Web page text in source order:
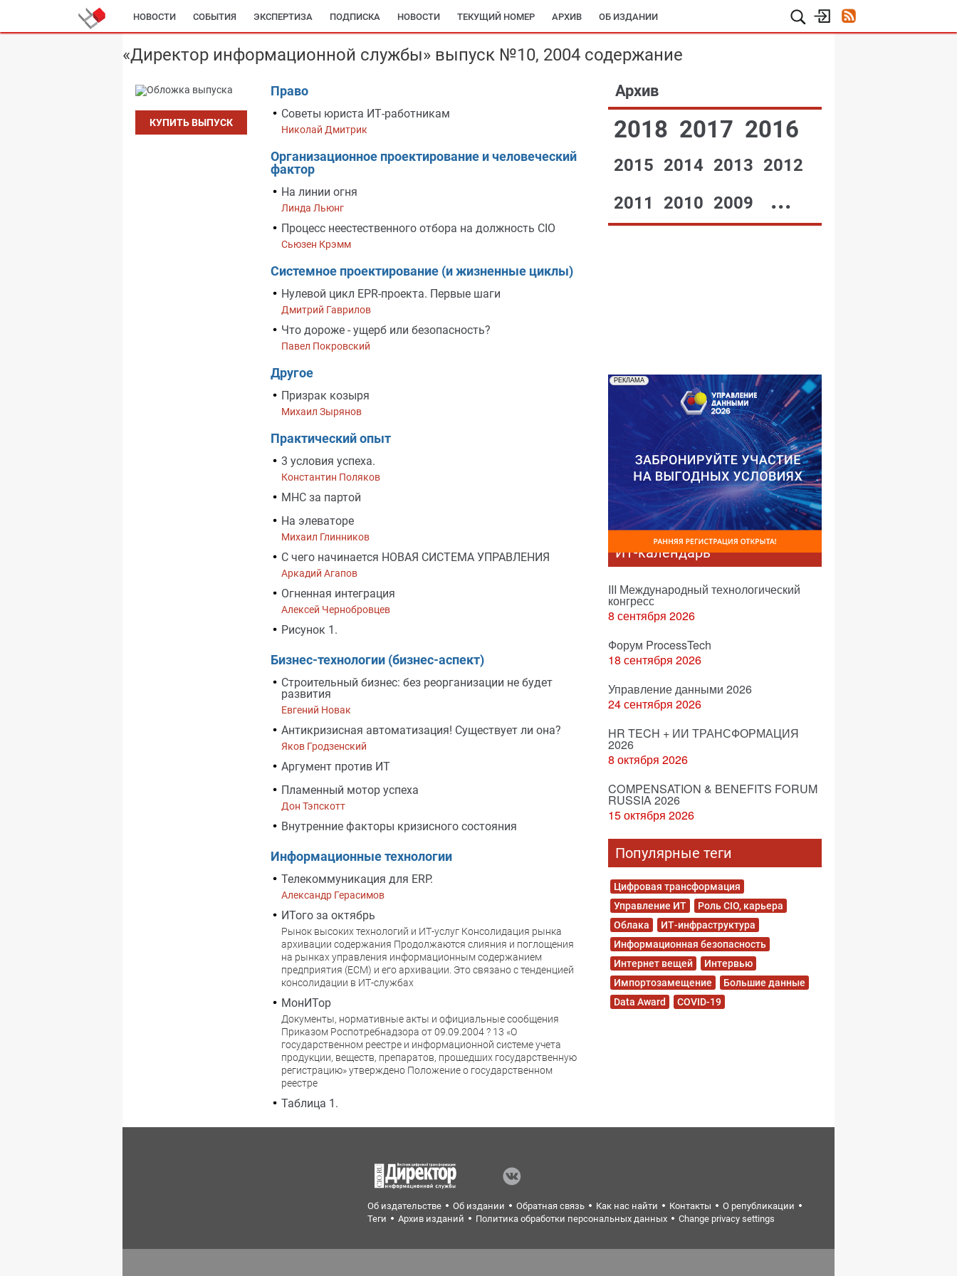
НОВОСТИ СОБЫТИЯ ЭКСПЕРТИЗА ПОДПИСКА НОВОСТИ ТЕКУЩИЙ НОМЕР АРХИВ ОБ ИЗДАНИИ
«Директор информационной службы» выпуск №10, 2004 содержание
КУПИТЬ ВЫПУСК
Право
Советы юриста ИТ-работникам
Николай Дмитрик
Организационное проектирование и человеческий
фактор
На линии огня
Линда Льюнг
Процесс неестественного отбора на должность CIO
Сьюзен Крэмм
Системное проектирование (и жизненные циклы)
Нулевой цикл EPR-проекта. Первые шаги
Дмитрий Гаврилов
Что дороже - ущерб или безопасность?
Павел Покровский
Другое
Призрак козыря
Михаил Зырянов
Практический опыт
3 условия успеха.
Константин Поляков
МНС за партой
На элеваторе
Михаил Глинников
С чего начинается НОВАЯ СИСТЕМА УПРАВЛЕНИЯ
Аркадий Агапов
Огненная интеграция
Алексей Чернобровцев
Рисунок 1.
Бизнес-технологии (бизнес-аспект)
Строительный бизнес: без реорганизации не будет
развития
Евгений Новак
Антикризисная автоматизация! Существует ли она?
Яков Гродзенский
Аргумент против ИТ
Пламенный мотор успеха
Дон Тэпскотт
Внутренние факторы кризисного состояния
Информационные технологии
Телекоммуникация для ERP.
Александр Герасимов
ИТого за октябрь
Рынок высоких технологий и ИТ-услуг Консолидация рынка
архивации содержания Продолжаются слияния и поглощения
на рынках управления информационным содержанием
предприятия (ECM) и его архивации. Это связано с тенденцией
консолидации в ИТ-службах
МонИТор
Документы, нормативные акты и официальные сообщения
Приказом Роспотребнадзора от 09.09.2004 ? 13 «О
государственном реестре и информационной системе учета
продукции, веществ, препаратов, прошедших государственную
регистрацию» утверждено Положение о государственном
реестре
Таблица 1.
Архив
2018 2017 2016
2015 2014 2013 2012
2011
2010 2009 ...
РЕКЛАМА
ИТ-календарь
III Международный технологический
конгресс
8 сентября 2026
Форум ProcessTech
18 сентября 2026
Управление данными 2026
24 сентября 2026
HR TECH + ИИ ТРАНСФОРМАЦИЯ
2026
8 октября 2026
COMPENSATION & BENEFITS FORUM
RUSSIA 2026
15 октября 2026
Популярные теги
Цифровая трансформация
Управление ИТ
Роль CIO, карьера
Облака
ИТ-инфраструктура
Информационная безопасность
Интернет вещей
Интервью
Импортозамещение
Большие данные
Data Award
COVID-19
Об издательстве Об издании Обратная связь Как нас найти Контакты
О републикации
Теги
Архив изданий Политика обработки персональных данных Change privacy settings